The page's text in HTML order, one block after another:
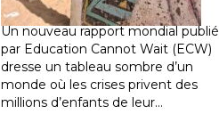
11 juillet 2026 -National
Un nouveau rapport mondial publié
par Education Cannot Wait (ECW)
dresse un tableau sombre d’un
monde où les crises privent des
millions d’enfants de leur…